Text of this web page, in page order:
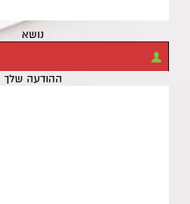
נושא
ההודעה שלך